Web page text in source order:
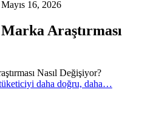
Mayıs 16, 2026
Araştırması
daha doğru, daha…